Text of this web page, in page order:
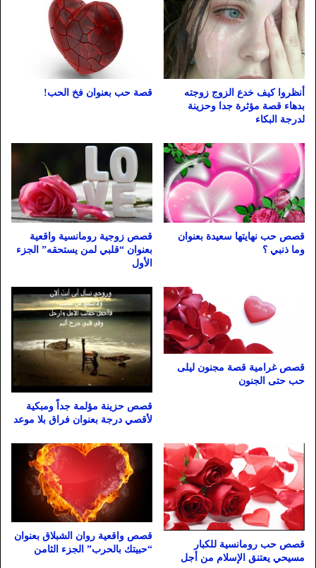
أنظروا كيف خدع الزوج زوجته
بدهاء قصة مؤثرة جدا وحزينة
لدرجة البكاء
قصة حب بعنوان فخ الحب!
قصص حب نهايتها سعيدة بعنوان
وما ذنبي ؟
قصص زوجية رومانسية واقعية
بعنوان “قلبي لمن يستحقه” الجزء
الأول
قصص غرامية قصة مجنون ليلى
حب حتى الجنون
قصص حزينة مؤلمة جداً ومبكية
لأقصي درجة بعنوان فراق بلا موعد
قصص حب رومانسية للكبار
مسيحي يعتنق الإسلام من أجل
قصص واقعية روان الشبلاق بعنوان
“حبيتك بالحرب” الجزء الثامن